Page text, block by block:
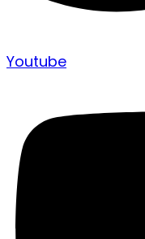
Youtube